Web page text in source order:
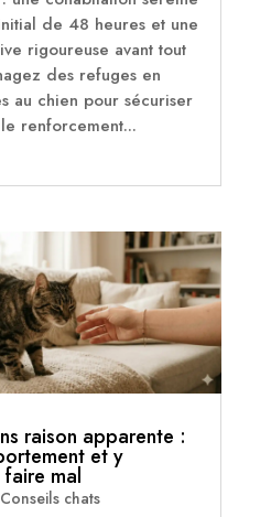
de 48 heures et une
rigoureuse avant tout
des refuges en
au chien pour sécuriser
renforcement...
raison apparente :
et y
mal
Conseils chats